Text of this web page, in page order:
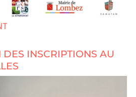
INSCRIPTIONS AU